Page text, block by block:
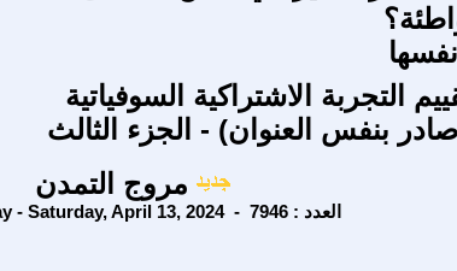
التجربة الاشتراكية السوفياتية
بنفس العنوان) - الجزء الثالث
مروج التمدن
Saturday - Saturday, April 13, 2024 - العدد : 7946